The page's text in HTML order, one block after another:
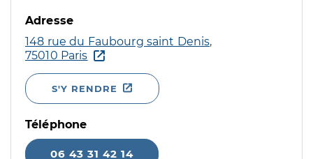
Adresse
148 rue du Faubourg saint Denis,
75010 Paris
S'Y RENDRE
Téléphone
06 43 31 42 14